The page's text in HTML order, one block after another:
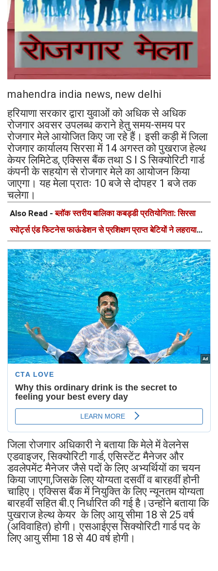
mahendra india news, new delhi
हरियाणा सरकार द्वारा युवाओं को अधिक से अधिक
रोजगार अवसर उपलब्ध कराने हेतु समय-समय पर
रोजगार मेले आयोजित किए जा रहे हैं। इसी कड़ी में जिला
रोजगार कार्यालय सिरसा में 14 अगस्त को पुखराज हेल्थ
केयर लिमिटेड, एक्सिस बैंक तथा S I S सिक्योरिटी गार्ड
कंपनी के सहयोग से रोजगार मेले का आयोजन किया
जाएगा। यह मेला प्रातः 10 बजे से दोपहर 1 बजे तक
चलेगा।
Also Read -ब्लॉक स्तरीय बालिका कबड्डी प्रतियोगिता: सिरसा
स्पोर्ट्स एंड फिटनेस फाऊंडेशन से प्रशिक्षण प्राप्त बेटियों ने लहराया
परचम
जिला रोजगार अधिकारी ने बताया कि मेले में वेलनेस
एडवाइजर, सिक्योरिटी गार्ड, एसिस्टेंट मैनेजर और
डवलेपमेंट मैनेजर जैसे पदों के लिए अभ्यर्थियों का चयन
किया जाएगा,जिसके लिए योग्यता दसवीं व बारहवीं होनी
चाहिए। एक्सिस बैंक में नियुक्ति के लिए न्यूनतम योग्यता
बारहवीं सहित बी.ए निर्धारित की गई है।उन्होंने बताया कि
पुखराज हेल्थ केयर के लिए आयु सीमा 18 से 25 वर्ष
(अविवाहित) होगी। एसआईएस सिक्योरिटी गार्ड पद के
लिए आयु सीमा 18 से 40 वर्ष होगी।